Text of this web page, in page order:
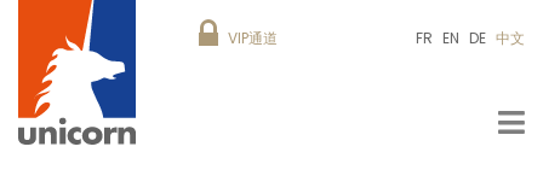
VIP通道 FR EN DE 中文